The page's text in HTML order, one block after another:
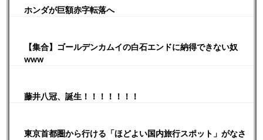
ホンダが巨額赤字転落へ
【集合】ゴールデンカムイの白石エンドに納得できない奴
www
藤井八冠、誕生！！！！！！！
東京首都圏から行ける「ほどよい国内旅行スポット」がなさ